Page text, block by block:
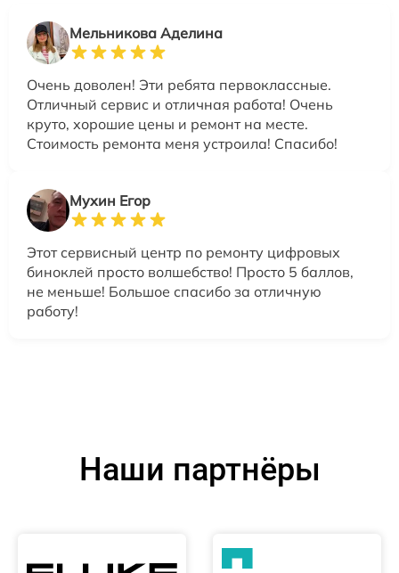
Мельникова Аделина
Очень доволен! Эти ребята первоклассные.
Отличный сервис и отличная работа! Очень
круто, хорошие цены и ремонт на месте.
Стоимость ремонта меня устроила! Спасибо!
Мухин Егор
Этот сервисный центр по ремонту цифровых
биноклей просто волшебство! Просто 5 баллов,
не меньше! Большое спасибо за отличную
работу!
Наши партнёры